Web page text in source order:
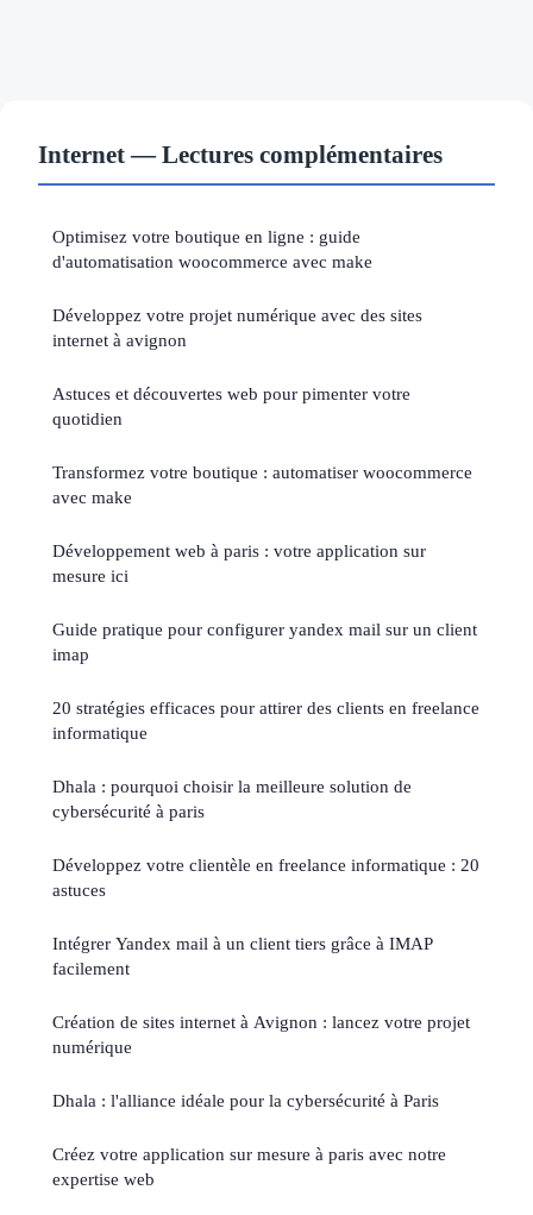
Internet — Lectures complémentaires
Optimisez votre boutique en ligne : guide
d'automatisation woocommerce avec make
Développez votre projet numérique avec des sites
internet à avignon
Astuces et découvertes web pour pimenter votre
quotidien
Transformez votre boutique : automatiser woocommerce
avec make
Développement web à paris : votre application sur
mesure ici
Guide pratique pour configurer yandex mail sur un client
imap
20 stratégies efficaces pour attirer des clients en freelance
informatique
Dhala : pourquoi choisir la meilleure solution de
cybersécurité à paris
Développez votre clientèle en freelance informatique : 20
astuces
Intégrer Yandex mail à un client tiers grâce à IMAP
facilement
Création de sites internet à Avignon : lancez votre projet
numérique
Dhala : l'alliance idéale pour la cybersécurité à Paris
Créez votre application sur mesure à paris avec notre
expertise web